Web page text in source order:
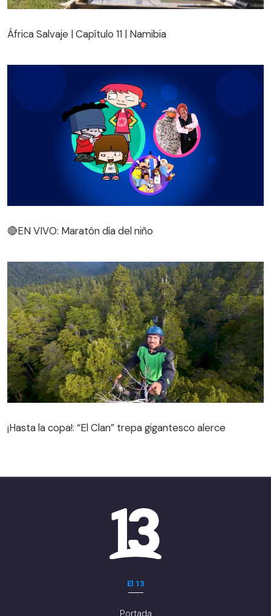
África Salvaje | Capítulo 11 | Namibia
🔴EN VIVO: Maratón día del niño
¡Hasta la copa!: “El Clan” trepa gigantesco alerce
El 13
Portada